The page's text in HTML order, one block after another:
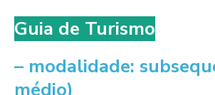
Guia de Turismo
– modalidade:
médio)